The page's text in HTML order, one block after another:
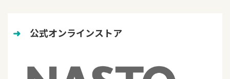
➜ 公式オンラインストア